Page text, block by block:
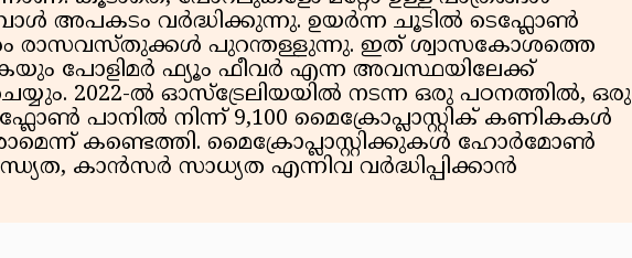
അപകടം വർദ്ധിക്കുന്നു. ഉയർന്ന ചൂടിൽ ടെഫ്ലോൺ
രാസവസ്തുക്കൾ പുറന്തള്ളുന്നു. ഇത് ശ്വാസകോശത്തെ
പോളിമർ ഫ്യൂം ഫീവർ എന്ന അവസ്ഥയിലേക്ക്
2022-ൽ ഓസ്ട്രേലിയയിൽ നടന്ന ഒരു പഠനത്തിൽ, ഒരു
പാനിൽ നിന്ന് 9,100 മൈക്രോപ്ലാസ്റ്റിക് കണികകൾ
കണ്ടെത്തി. മൈക്രോപ്ലാസ്റ്റിക്കുകൾ ഹോർമോൺ
കാൻസർ സാധ്യത എന്നിവ വർദ്ധിപ്പിക്കാൻ